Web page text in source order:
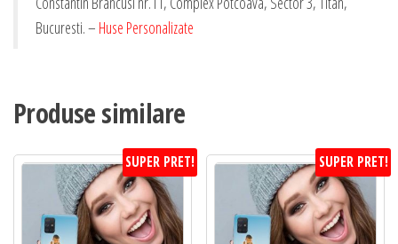
Bucuresti. – Huse Personalizate
Produse similare
SUPER PRET! SUPER PRET!